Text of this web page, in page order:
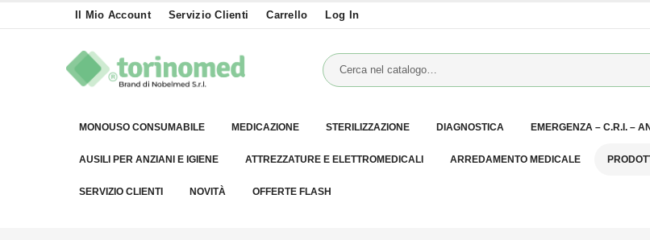
Il Mio Account Servizio Clienti Carrello Log In
MONOUSO CONSUMABILE MEDICAZIONE STERILIZZAZIONE DIAGNOSTICA EMERGENZA – C.R.I. –
AUSILI PER ANZIANI E IGIENE ATTREZZATURE E ELETTROMEDICALI ARREDAMENTO MEDICALE
SERVIZIO CLIENTI NOVITÀ OFFERTE FLASH